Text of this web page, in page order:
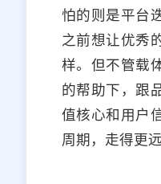
怕的则是平台
之前想让优秀
样。但不管载
的帮助下，跟
值核心和用户
周期，走得更远